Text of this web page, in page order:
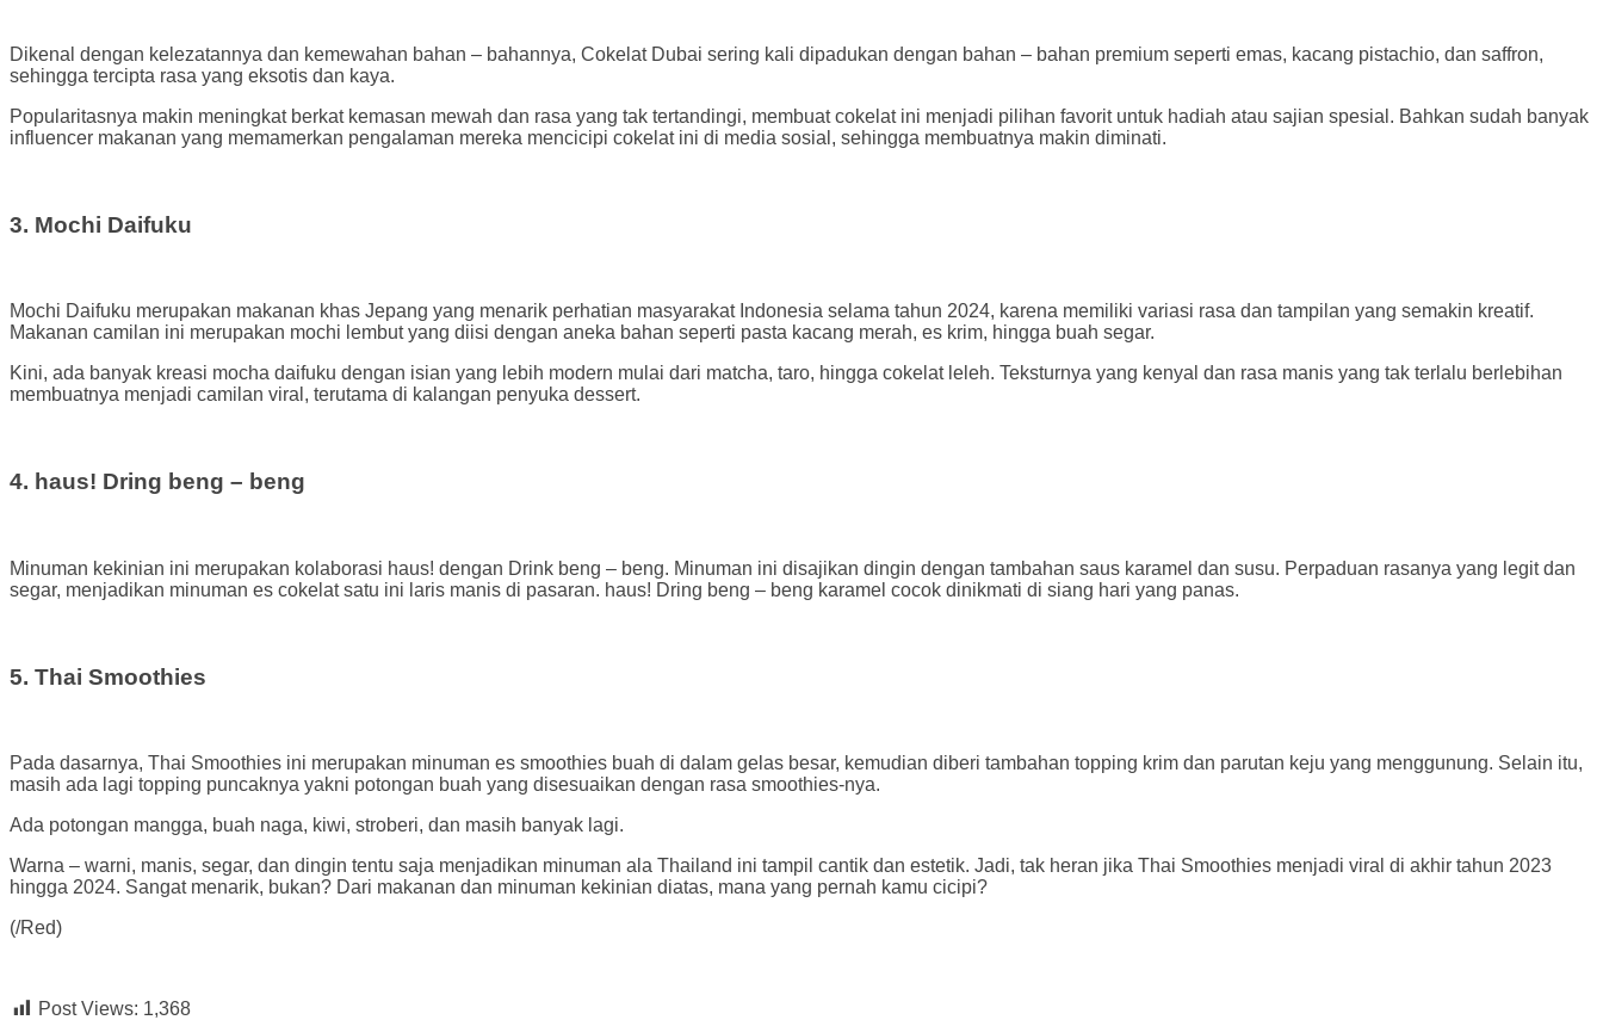
Dikenal dengan kelezatannya dan kemewahan bahan – bahannya, Cokelat Dubai sering kali dipadukan dengan bahan – bahan premium seperti emas, kacang pistachio, dan saffron,
sehingga tercipta rasa yang eksotis dan kaya.
Popularitasnya makin meningkat berkat kemasan mewah dan rasa yang tak tertandingi, membuat cokelat ini menjadi pilihan favorit untuk hadiah atau sajian spesial. Bahkan sudah banyak
influencer makanan yang memamerkan pengalaman mereka mencicipi cokelat ini di media sosial, sehingga membuatnya makin diminati.
3. Mochi Daifuku
Mochi Daifuku merupakan makanan khas Jepang yang menarik perhatian masyarakat Indonesia selama tahun 2024, karena memiliki variasi rasa dan tampilan yang semakin kreatif.
Makanan camilan ini merupakan mochi lembut yang diisi dengan aneka bahan seperti pasta kacang merah, es krim, hingga buah segar.
Kini, ada banyak kreasi mocha daifuku dengan isian yang lebih modern mulai dari matcha, taro, hingga cokelat leleh. Teksturnya yang kenyal dan rasa manis yang tak terlalu berlebihan
membuatnya menjadi camilan viral, terutama di kalangan penyuka dessert.
4. haus! Dring beng – beng
Minuman kekinian ini merupakan kolaborasi haus! dengan Drink beng – beng. Minuman ini disajikan dingin dengan tambahan saus karamel dan susu. Perpaduan rasanya yang legit dan
segar, menjadikan minuman es cokelat satu ini laris manis di pasaran. haus! Dring beng – beng karamel cocok dinikmati di siang hari yang panas.
5. Thai Smoothies
Pada dasarnya, Thai Smoothies ini merupakan minuman es smoothies buah di dalam gelas besar, kemudian diberi tambahan topping krim dan parutan keju yang menggunung. Selain itu,
masih ada lagi topping puncaknya yakni potongan buah yang disesuaikan dengan rasa smoothies-nya.
Ada potongan mangga, buah naga, kiwi, stroberi, dan masih banyak lagi.
Warna – warni, manis, segar, dan dingin tentu saja menjadikan minuman ala Thailand ini tampil cantik dan estetik. Jadi, tak heran jika Thai Smoothies menjadi viral di akhir tahun 2023
hingga 2024. Sangat menarik, bukan? Dari makanan dan minuman kekinian diatas, mana yang pernah kamu cicipi?
(/Red)
Post Views: 1,368